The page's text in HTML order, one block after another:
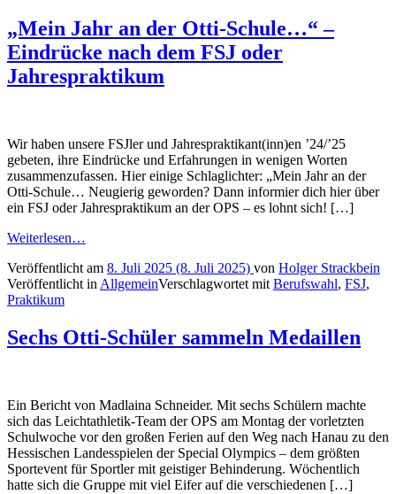
„Mein Jahr an der Otti-Schule…“ –
Eindrücke nach dem FSJ oder
Jahrespraktikum
Wir haben unsere FSJler und Jahrespraktikant(inn)en ’24/’25
gebeten, ihre Eindrücke und Erfahrungen in wenigen Worten
zusammenzufassen. Hier einige Schlaglichter: „Mein Jahr an der
Otti-Schule… Neugierig geworden? Dann informier dich hier über
ein FSJ oder Jahrespraktikum an der OPS – es lohnt sich! […]
Weiterlesen…
Veröffentlicht am 8. Juli 2025 (8. Juli 2025) von Holger Strackbein
Veröffentlicht in AllgemeinVerschlagwortet mit Berufswahl, FSJ,
Praktikum
Sechs Otti-Schüler sammeln Medaillen
Ein Bericht von Madlaina Schneider. Mit sechs Schülern machte
sich das Leichtathletik-Team der OPS am Montag der vorletzten
Schulwoche vor den großen Ferien auf den Weg nach Hanau zu den
Hessischen Landesspielen der Special Olympics – dem größten
Sportevent für Sportler mit geistiger Behinderung. Wöchentlich
hatte sich die Gruppe mit viel Eifer auf die verschiedenen […]